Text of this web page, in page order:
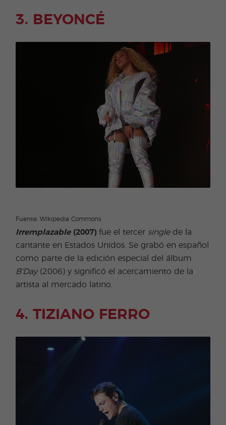
3. BEYONCÉ
Fuente: Wikipedia Commons
Irremplazable(2007) fue el tercer singlede la
cantante en Estados Unidos. Se grabó en español
como parte de la edición especial del álbum
B'Day(2006) y significó el acercamiento de la
artista al mercado latino.
4. TIZIANO FERRO